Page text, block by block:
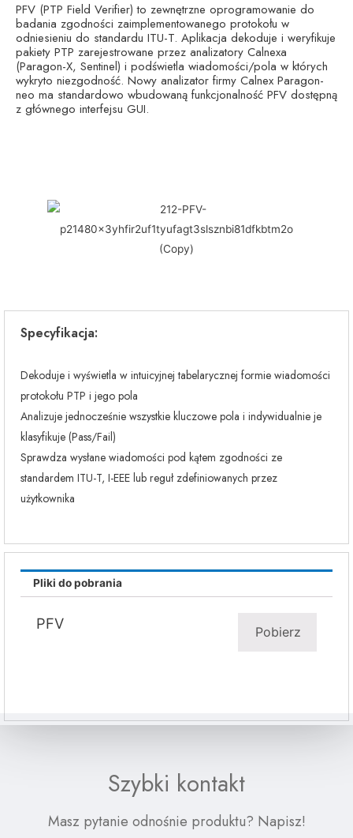
PFV (PTP Field Verifier) to zewnętrzne oprogramowanie do
badania zgodności zaimplementowanego protokołu w
odniesieniu do standardu ITU-T. Aplikacja dekoduje i weryfikuje
pakiety PTP zarejestrowane przez analizatory Calnexa
(Paragon-X, Sentinel) i podświetla wiadomości/pola w których
wykryto niezgodność. Nowy analizator firmy Calnex Paragon-
neo ma standardowo wbudowaną funkcjonalność PFV dostępną
z głównego interfejsu GUI.
Specyfikacja:
Dekoduje i wyświetla w intuicyjnej tabelarycznej formie wiadomości
protokołu PTP i jego pola
Analizuje jednocześnie wszystkie kluczowe pola i indywidualnie je
klasyfikuje (Pass/Fail)
Sprawdza wysłane wiadomości pod kątem zgodności ze
standardem ITU-T, I-EEE lub reguł zdefiniowanych przez
użytkownika
Pliki do pobrania
PFV Pobierz
Szybki kontakt
Masz pytanie odnośnie produktu? Napisz!